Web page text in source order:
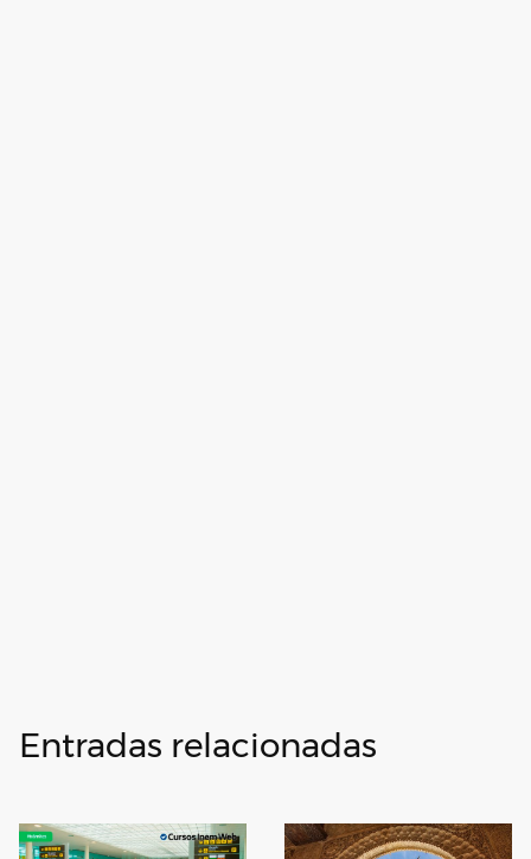
Entradas relacionadas